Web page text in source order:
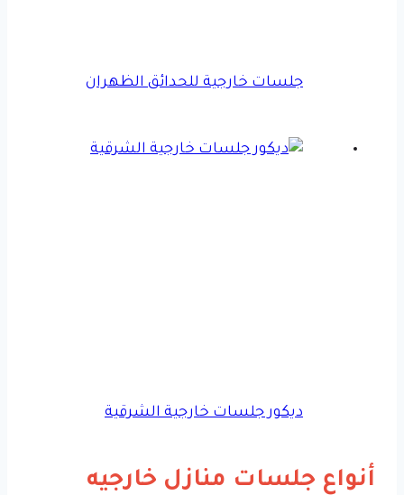
جلسات خارجية للحدائق الظهران
ديكور جلسات خارجية الشرقية
أنواع جلسات منازل خارجيه